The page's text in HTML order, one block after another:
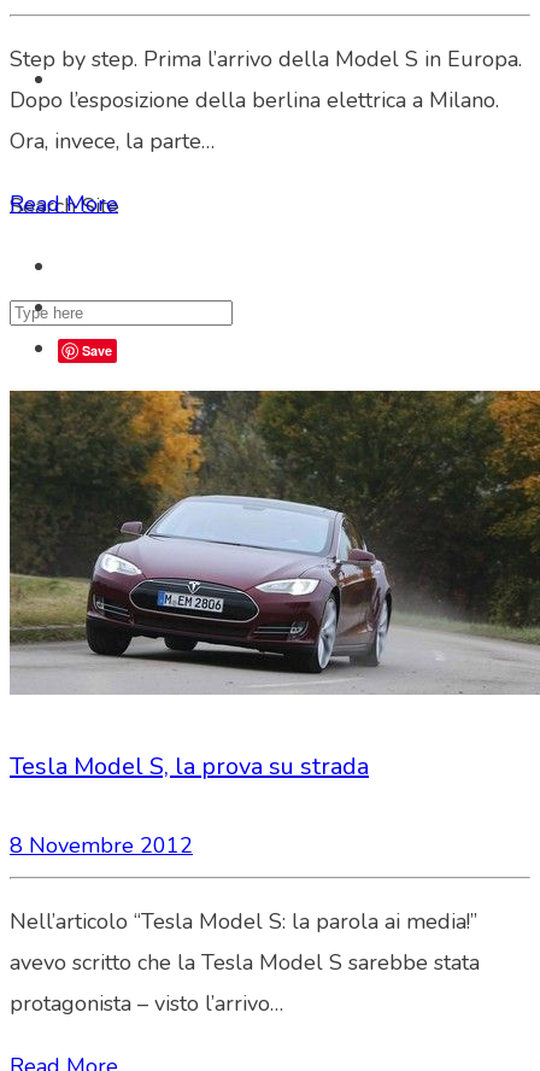
Search Site
Step by step. Prima l’arrivo della Model S in Europa.
Dopo l’esposizione della berlina elettrica a Milano.
Ora, invece, la parte…
Read More
Save
Tesla Model S, la prova su strada
8 Novembre 2012
Nell’articolo “Tesla Model S: la parola ai media!”
avevo scritto che la Tesla Model S sarebbe stata
protagonista – visto l’arrivo…